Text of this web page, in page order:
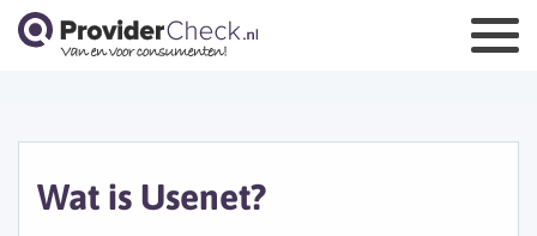
Wat is Usenet?